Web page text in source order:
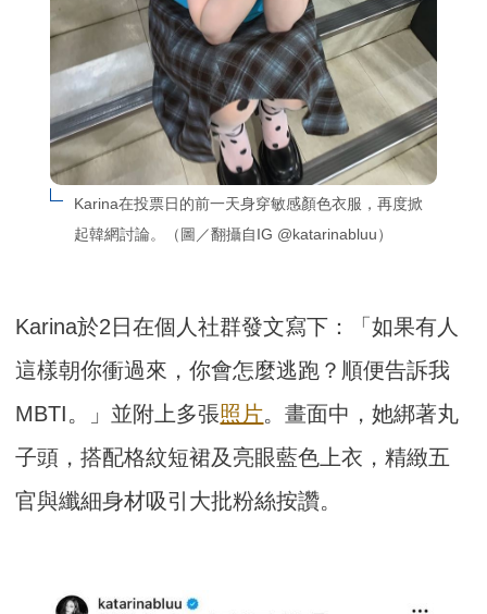
Karina在投票日的前一天身穿敏感顏色衣服，再度掀
起韓網討論。（圖／翻攝自IG @katarinabluu）
Karina於2日在個人社群發文寫下：「如果有人
這樣朝你衝過來，你會怎麼逃跑？順便告訴我
MBTI。」並附上多張照片。畫面中，她綁著丸
子頭，搭配格紋短裙及亮眼藍色上衣，精緻五
官與纖細身材吸引大批粉絲按讚。